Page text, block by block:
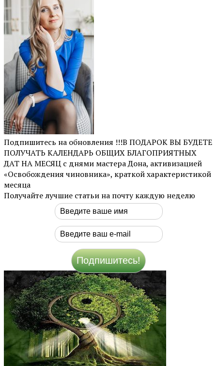
Подпишитесь на обновления !!!В ПОДАРОК ВЫ БУДЕТЕ
ПОЛУЧАТЬ КАЛЕНДАРЬ ОБЩИХ БЛАГОПРИЯТНЫХ
ДАТ НА МЕСЯЦ с днями мастера Дона, активизацией
«Освобождения чиновника», краткой характеристикой
месяца
Получайте лучшие статьи на почту каждую неделю